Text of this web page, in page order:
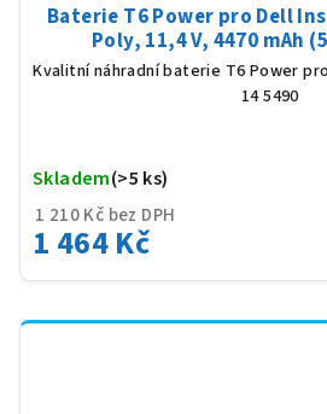
Baterie T6 Power pro Dell
Poly, 11,4 V, 4470 mAh
Kvalitní náhradní baterie T6 Power
14 5490
1 210 Kč bez DPH
1 464 Kč
Skladem(>5 ks)